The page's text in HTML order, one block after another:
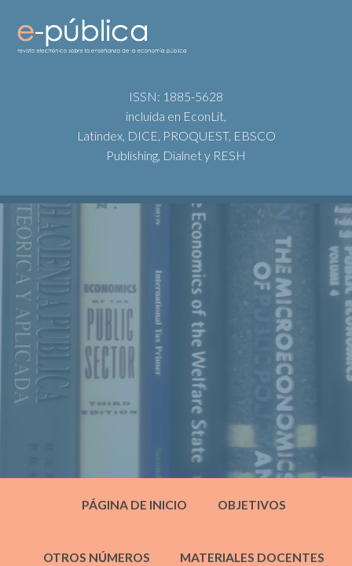
ISSN: 1885-5628
incluida en EconLit,
Latindex, DICE, PROQUEST, EBSCO
Publishing, Dialnet y RESH
PÁGINA DE INICIO OBJETIVOS
OTROS NÚMEROS MATERIALES DOCENTES